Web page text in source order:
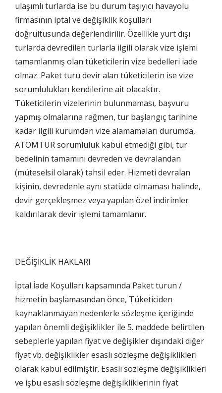
ulaşımlı turlarda ise bu durum taşıyıcı havayolu
firmasının iptal ve değişiklik koşulları
doğrultusunda değerlendirilir. Özellikle yurt dışı
turlarda devredilen turlarla ilgili olarak vize işlemi
tamamlanmış olan tüketicilerin vize bedelleri iade
olmaz. Paket turu devir alan tüketicilerin ise vize
sorumlulukları kendilerine ait olacaktır.
Tüketicilerin vizelerinin bulunmaması, başvuru
yapmış olmalarına rağmen, tur başlangıç tarihine
kadar ilgili kurumdan vize alamamaları durumda,
ATOMTUR sorumluluk kabul etmediği gibi, tur
bedelinin tamamını devreden ve devralandan
(müteselsil olarak) tahsil eder. Hizmeti devralan
kişinin, devredenle aynı statüde olmaması halinde,
devir gerçekleşmez veya yapılan özel indirimler
kaldırılarak devir işlemi tamamlanır.
DEĞİŞİKLİK HAKLARI
İptal İade Koşulları kapsamında Paket turun /
hizmetin başlamasından önce, Tüketiciden
kaynaklanmayan nedenlerle sözleşme içeriğinde
yapılan önemli değişiklikler ile 5. maddede belirtilen
sebeplerle yapılan fiyat ve değişikler dışındaki diğer
fiyat vb. değişiklikler esaslı sözleşme değişiklikleri
olarak kabul edilmiştir. Esaslı sözleşme değişiklikleri
ve işbu esaslı sözleşme değişikliklerinin fiyat